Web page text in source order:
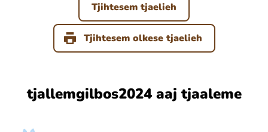
Tjihtesem tjaelieh
Tjihtesem olkese tjaelieh
tjallemgilbos2024 aaj tjaaleme